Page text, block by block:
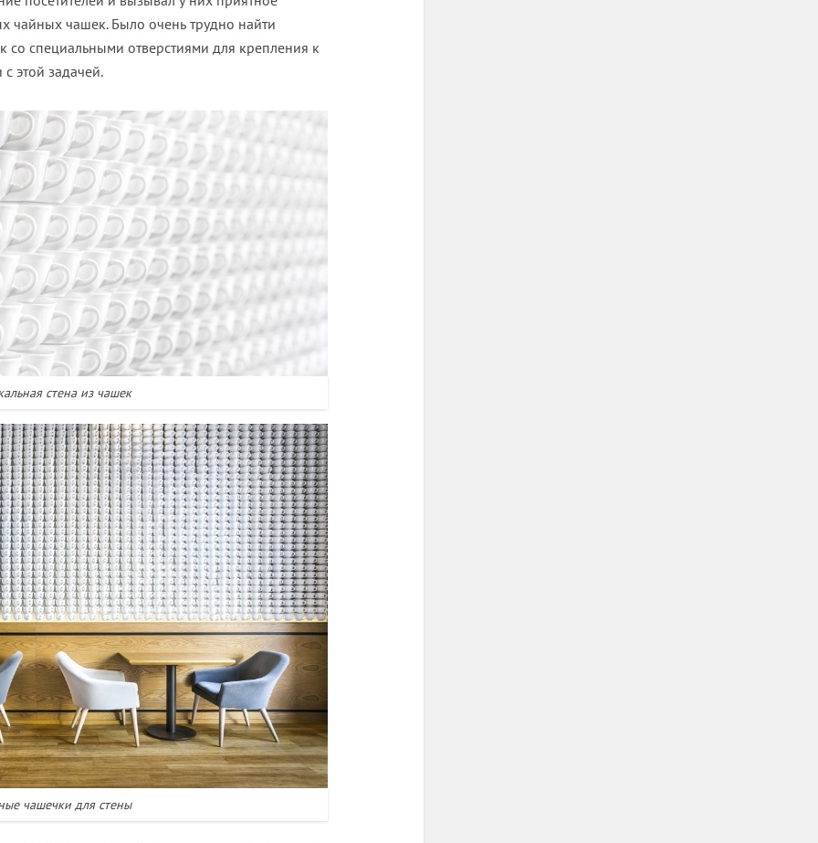
чайных чашек. Было очень трудно найти
специальными отверстиями для крепления к
этой задачей.
стена из чашек
чашечки для стены